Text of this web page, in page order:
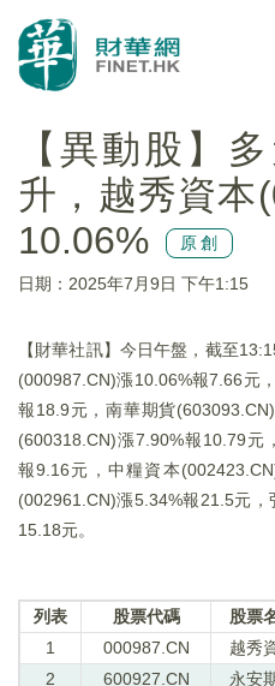
【異動股】
升，越秀資本
10.06%
原創
日期：2025年7月9日 下午1:15
【財華社訊】今日午盤，截至
(000987.CN)漲10.06%報7.66元
報18.9元，南華期貨
(600318.CN)漲7.90%報10.79元
報9.16元，中糧資本
(002961.CN)漲5.34%報21.5元
15.18元。
列表 股票代碼 股票
1
000987.CN 越秀
2
600927.CN 永安